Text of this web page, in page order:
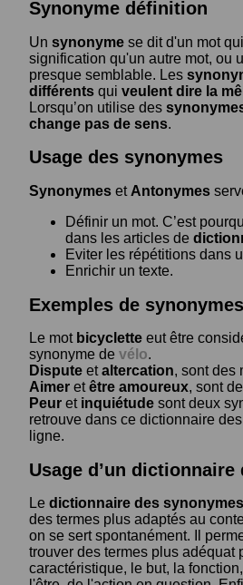
Synonyme définition
Un synonyme se dit d'un mot
signification qu'un autre mot, ou
presque semblable. Les
différents qui veulent dire la
Lorsqu’on utilise des
change pas de sens.
Usage des synonymes
Synonymes et Antonymes
Définir un mot. C’est
dans les articles de
Eviter les répétitions dans
Enrichir un texte.
Exemples de synonymes
Le mot bicyclette eut être
synonyme de vélo.
Dispute etaltercation, sont des
Aimer etêtre amoureux, sont
Peur et inquiétude sont deux
retrouve dans ce dictionnaire
ligne.
Usage d’un
Le dictionnaire des synonymes
des termes plus adaptés au
on se sert spontanément. Il
trouver des termes plus adéquat
caractéristique, le but, la